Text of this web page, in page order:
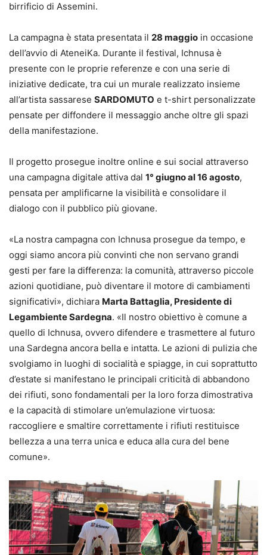
birrificio di Assemini.
La campagna è stata presentata il 28 maggio in occasione
dell’avvio di AteneiKa. Durante il festival, Ichnusa è
presente con le proprie referenze e con una serie di
iniziative dedicate, tra cui un murale realizzato insieme
all’artista sassarese SARDOMUTO e t-shirt personalizzate
pensate per diffondere il messaggio anche oltre gli spazi
della manifestazione.
Il progetto prosegue inoltre online e sui social attraverso
una campagna digitale attiva dal 1° giugno al 16 agosto,
pensata per amplificarne la visibilità e consolidare il
dialogo con il pubblico più giovane.
«La nostra campagna con Ichnusa prosegue da tempo, e
oggi siamo ancora più convinti che non servano grandi
gesti per fare la differenza: la comunità, attraverso piccole
azioni quotidiane, può diventare il motore di cambiamenti
significativi», dichiara Marta Battaglia, Presidente di
Legambiente Sardegna. «Il nostro obiettivo è comune a
quello di Ichnusa, ovvero difendere e trasmettere al futuro
una Sardegna ancora bella e intatta. Le azioni di pulizia che
svolgiamo in luoghi di socialità e spiagge, in cui soprattutto
d’estate si manifestano le principali criticità di abbandono
dei rifiuti, sono fondamentali per la loro forza dimostrativa
e la capacità di stimolare un’emulazione virtuosa:
raccogliere e smaltire correttamente i rifiuti restituisce
bellezza a una terra unica e educa alla cura del bene
comune».